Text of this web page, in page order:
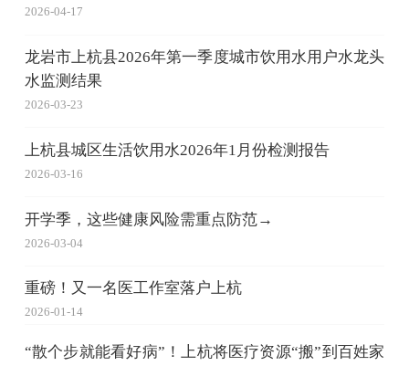
2026-04-17
龙岩市上杭县2026年第一季度城市饮用水用户水龙头
水监测结果
2026-03-23
上杭县城区生活饮用水2026年1月份检测报告
2026-03-16
开学季，这些健康风险需重点防范→
2026-03-04
重磅！又一名医工作室落户上杭
2026-01-14
“散个步就能看好病”！上杭将医疗资源“搬”到百姓家